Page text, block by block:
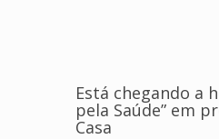
Está chegando a
pela Saúde” em
Casa